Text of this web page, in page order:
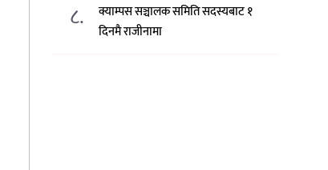
८.
क्याम्पस सञ्चालक समिति सदस्यबाट १
दिनमै राजीनामा